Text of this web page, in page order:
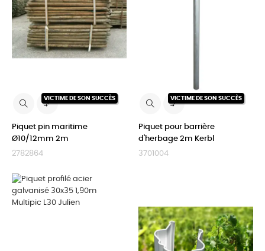
VICTIME DE SON SUCCÈS

Piquet pin maritime
Ø10/12mm 2m
2782864
VICTIME DE SON SUCCÈS

Piquet pour barrière
d'herbage 2m Kerbl
3701004